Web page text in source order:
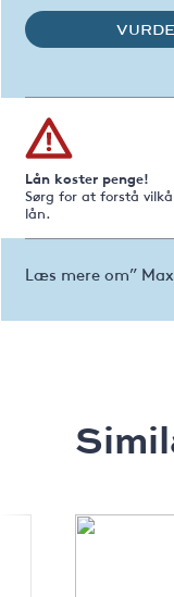
Lån koster penge!
Sørg for at forstå
lån.
Læs mere om”